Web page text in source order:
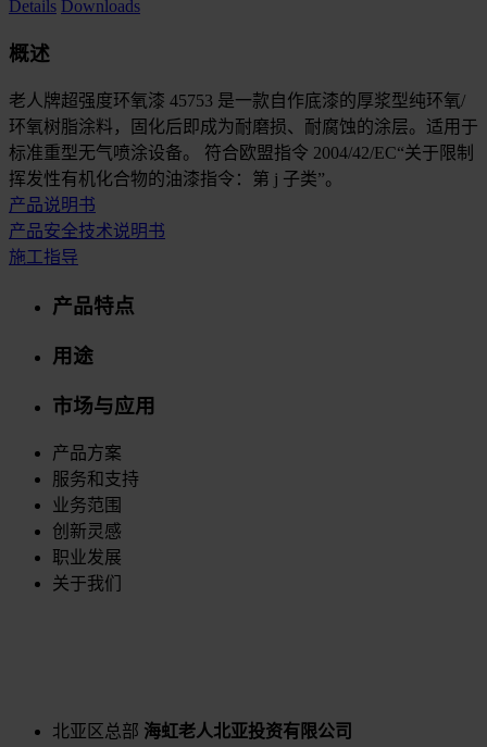
Details Downloads
概述
老人牌超强度环氧漆 45753 是一款自作底漆的厚浆型纯环氧/
环氧树脂涂料，固化后即成为耐磨损、耐腐蚀的涂层。适用于
标准重型无气喷涂设备。 符合欧盟指令 2004/42/EC“关于限制
挥发性有机化合物的油漆指令：第 j 子类”。
产品说明书
产品安全技术说明书
施工指导
产品特点
用途
市场与应用
产品方案
服务和支持
业务范围
创新灵感
职业发展
关于我们
北亚区总部 海虹老人北亚投资有限公司